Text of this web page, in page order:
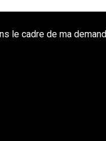
le cadre de ma